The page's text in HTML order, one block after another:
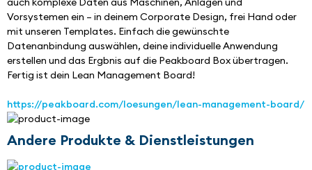
Vorsystemen ein – in deinem Corporate Design, frei Hand oder
mit unseren Templates. Einfach die gewünschte
Datenanbindung auswählen, deine individuelle Anwendung
erstellen und das Ergbnis auf die Peakboard Box übertragen.
Fertig ist dein Lean Management Board!
https://peakboard.com/loesungen/lean-management-board/
Andere Produkte & Dienstleistungen